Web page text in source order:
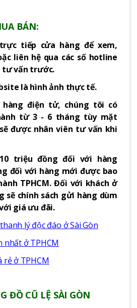
BÁN:
tiếp cửa hàng để xem,
liên hệ qua các số hotline
tư vấn trước.
là hình ảnh thực tế.
điện tử, chúng tôi có
từ 3 - 6 tháng tùy mặt
được nhân viên tư vấn khi
triệu đồng đối với hàng
đối với hàng mới được bao
TPHCM. Đối với khách ở
sẽ chính sách gửi hàng dùm
giá ưu đãi.
lý độc đáo ở Sài Gòn
nhất ở TPHCM
rẻ ở TPHCM
ĐỒ CŨ LỆ SÀI GÒN